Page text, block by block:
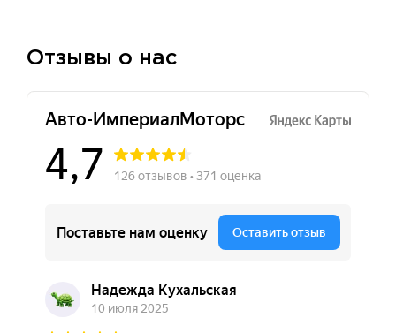
Отзывы о нас